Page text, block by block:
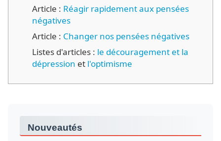
Article : Réagir rapidement aux pensées
négatives
Article : Changer nos pensées négatives
Listes d'articles : le découragement et la
dépression et l'optimisme
Nouveautés